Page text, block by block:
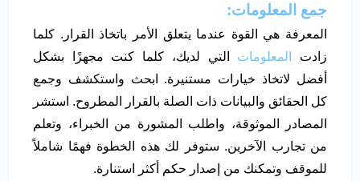
جمع المعلومات:
المعرفة هي القوة عندما يتعلق الأمر باتخاذ القرار. كلما
زادت
المعلومات التي لديك، كلما كنت مجهزًا بشكل
أفضل لاتخاذ خيارات مستنيرة. ابحث واستكشف وجمع
كل الحقائق والبيانات ذات الصلة بالقرار المطروح. استشر
المصادر الموثوقة، واطلب المشورة من الخبراء، وتعلم
من تجارب الآخرين. ستوفر لك هذه الخطوة فهمًا شاملاً
للموقف وتمكنك من إصدار حكم أكثر استنارة.